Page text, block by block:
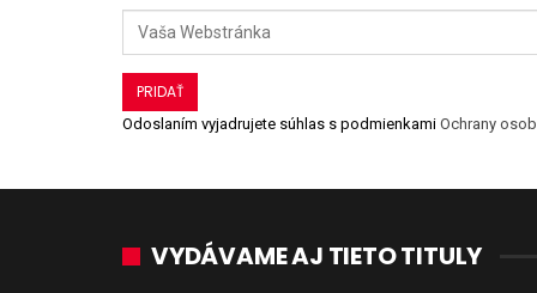
Odoslaním vyjadrujete súhlas s podmienkami Ochrany
VYDÁVAME AJ TIETO TITULY